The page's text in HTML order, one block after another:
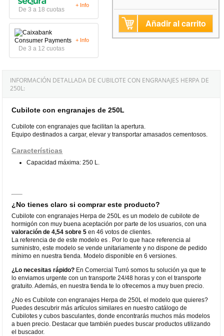
De 3 a 18 cuotas
+ Info
De 3 a 12 cuotas
+ Info
Añadir al carrito
INFORMACIÓN DETALLADA DE CUBILOTE CON ENGRANAJES HERPA DE
250L:
Cubilote con engranajes de 250L
Cubilote con engranajes que facilitan la apertura.
Equipo destinados a cargar, elevar y transportar amasados cementosos.
Características
Capacidad máxima: 250 L.
¿No tienes claro si comprar este producto?
Cubilote con engranajes Herpa de 250L es un modelo de cubilote de
hormigón con muy buena aceptación por parte de los usuarios, con una
valoración de 4,54 sobre 5 en 46 votos de clientes.
La referencia de de este modelo es . Por lo que hace referencia al
suministro, este modelo se vende unitariamente y no dispone de pedido
mínimo en nuestra tienda. Modelo disponible en 6 versiones.
¿Lo necesitas rápido? En Comercial Turró somos tu solución ya que te
lo enviamos urgente con un transporte 24/48 horas y con el transporte
gratuito. Además, en nuestra tienda te lo ofrecemos a muy buen precio.
¿No es Cubilote con engranajes Herpa de 250L el modelo que quieres?
Puedes descubrir más artículos similares en nuestro catálogo de
Cubilotes y cubos basculantes, donde encontrarás muchos más modelos
a buen precio. Destacar que también puedes buscar productos utilizando
el buscador.